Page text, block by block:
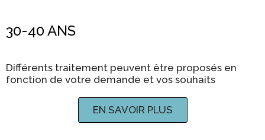
30-40 ANS
Différents traitement peuvent être proposés en
fonction de votre demande et vos souhaits
EN SAVOIR PLUS